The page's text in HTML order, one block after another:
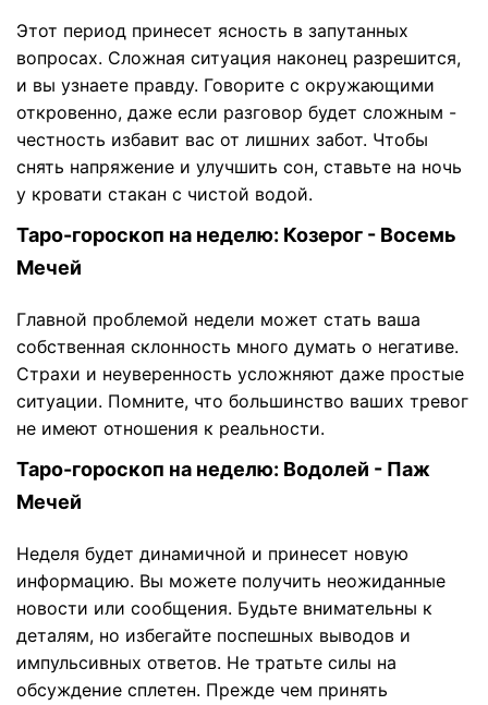
Этот период принесет ясность в запутанных
вопросах. Сложная ситуация наконец разрешится,
и вы узнаете правду. Говорите с окружающими
откровенно, даже если разговор будет сложным -
честность избавит вас от лишних забот. Чтобы
снять напряжение и улучшить сон, ставьте на ночь
у кровати стакан с чистой водой.
Таро-гороскоп на неделю: Козерог - Восемь
Мечей
Главной проблемой недели может стать ваша
собственная склонность много думать о негативе.
Страхи и неуверенность усложняют даже простые
ситуации. Помните, что большинство ваших тревог
не имеют отношения к реальности.
Таро-гороскоп на неделю: Водолей - Паж
Мечей
Неделя будет динамичной и принесет новую
информацию. Вы можете получить неожиданные
новости или сообщения. Будьте внимательны к
деталям, но избегайте поспешных выводов и
импульсивных ответов. Не тратьте силы на
обсуждение сплетен. Прежде чем принять